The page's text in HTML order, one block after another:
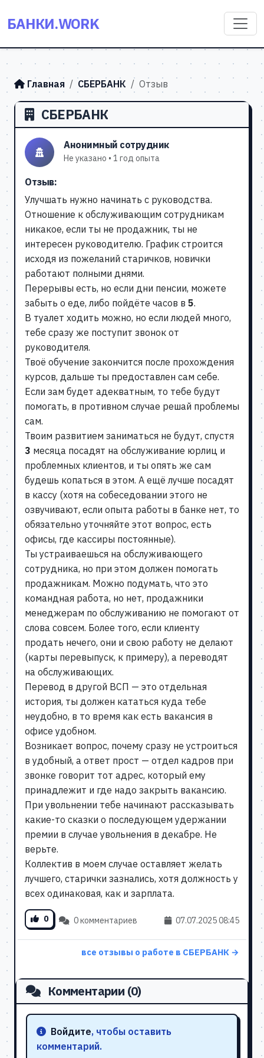
БАНКИ.WORK
Главная СБЕРБАНК Отзыв
СБЕРБАНК
Анонимный сотрудник
Не указано • 1 год опыта
Отзыв:
Улучшать нужно начинать с руководства.
Отношение к обслуживающим сотрудникам
никакое, если ты не продажник, ты не
интересен руководителю. График строится
исходя из пожеланий старичков, новички
работают полными днями.
Перерывы есть, но если дни пенсии, можете
забыть о еде, либо пойдёте часов в 5.
В туалет ходить можно, но если людей много,
тебе сразу же поступит звонок от
руководителя.
Твоё обучение закончится после прохождения
курсов, дальше ты предоставлен сам себе.
Если зам будет адекватным, то тебе будут
помогать, в противном случае решай проблемы
сам.
Твоим развитием заниматься не будут, спустя
3 месяца посадят на обслуживание юрлиц и
проблемных клиентов, и ты опять же сам
будешь копаться в этом. А ещё лучше посадят
в кассу (хотя на собеседовании этого не
озвучивают, если опыта работы в банке нет, то
обязательно уточняйте этот вопрос, есть
офисы, где кассиры постоянные).
Ты устраиваешься на обслуживающего
сотрудника, но при этом должен помогать
продажникам. Можно подумать, что это
командная работа, но нет, продажники
менеджерам по обслуживанию не помогают от
слова совсем. Более того, если клиенту
продать нечего, они и свою работу не делают
(карты перевыпуск, к примеру), а переводят
на обслуживающих.
Перевод в другой ВСП — это отдельная
история, ты должен кататься куда тебе
неудобно, в то время как есть вакансия в
офисе удобном.
Возникает вопрос, почему сразу не устроиться
в удобный, а ответ прост — отдел кадров при
звонке говорит тот адрес, который ему
принадлежит и где надо закрыть вакансию.
При увольнении тебе начинают рассказывать
какие-то сказки о последующем удержании
премии в случае увольнения в декабре. Не
верьте.
Коллектив в моем случае оставляет желать
лучшего, старички зазнались, хотя должность у
всех одинаковая, как и зарплата.
0 0 комментариев 07.07.2025 08:45
все отзывы о работе в СБЕРБАНК →
Комментарии (0)
Войдите, чтобы оставить
комментарий.